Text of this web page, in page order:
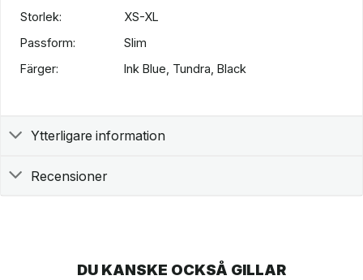
Storlek:
XS-XL
Passform:
Slim
Färger:
Ink Blue, Tundra, Black
Ytterligare information
Recensioner
DU KANSKE OCKSÅ GILLAR